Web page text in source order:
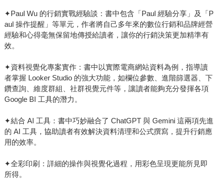
✦Paul Wu 的行銷實戰經驗談：書中包含「Paul 經驗分享」及「P
aul 操作提醒」等單元，作者將自己多年來的數位行銷和品牌經營
經驗和心得毫無保留地傳授給讀者，讓你的行銷決策更加精準有
效。
✦資料視覺化專案實作：書中以實際電商網站資料為例，指導讀
者掌握 Looker Studio 的強大功能，如欄位參數、進階篩選器、下
鑽查詢、維度群組、社群視覺元件等，讓讀者能夠充分發揮各項
Google BI 工具的潛力。
✦結合 AI 工具：書中巧妙融合了 ChatGPT 與 Gemini 這兩項先進
的 AI 工具，協助讀者有效解決資料清理和公式撰寫，提升行銷應
用的效率。
✦全彩印刷：詳細的操作與視覺化過程，用彩色呈現更能所見即
所得。